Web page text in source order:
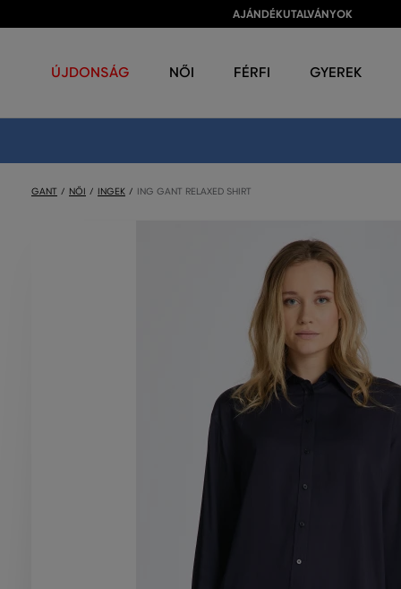
AJÁNDÉKUTALVÁNYOK
ÚJDONSÁG NŐI FÉRFI GYEREK
GANT NŐI INGEK ING GANT RELAXED SHIRT